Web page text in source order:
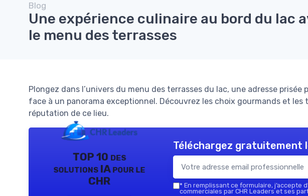
Blog
Une expérience culinaire au bord du lac
le menu des terrasses
Plongez dans l’univers du menu des terrasses du lac, une adresse prisée
face à un panorama exceptionnel. Découvrez les choix gourmands et
réputation de ce lieu.
TOP 10 des
solutions IA pour le
CHR
Téléchargez gratuitement
* En remplissant ce formulaire, j’accepte
commerciales par CHR Leaders et ses